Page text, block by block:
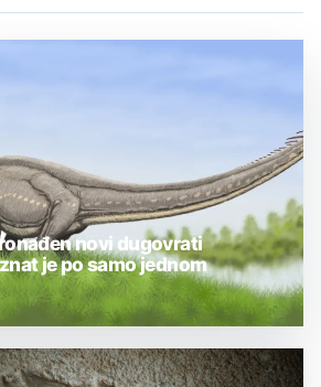
novi dugovrati
je po samo jednom